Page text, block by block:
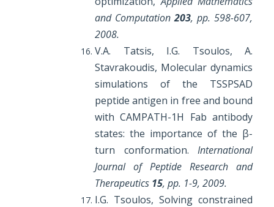
and Computation203, pp. 598-607,
2008.
V.A. Tatsis, I.G. Tsoulos, A.
Stavrakoudis, Molecular dynamics
simulations of the TSSPSAD
peptide antigen in free and bound
with CAMPATH-1H Fab antibody
states: the importance of the β-
turn conformation. International
Journal of Peptide Research and
Therapeutics 15, pp. 1-9, 2009.
I.G. Tsoulos, Solving constrained